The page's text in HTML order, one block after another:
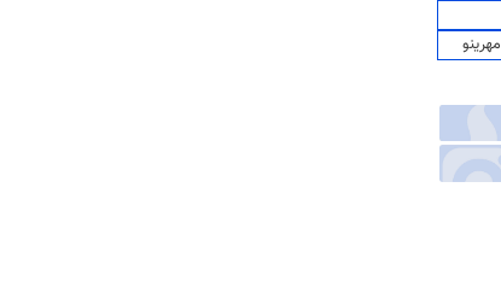
مهرینو